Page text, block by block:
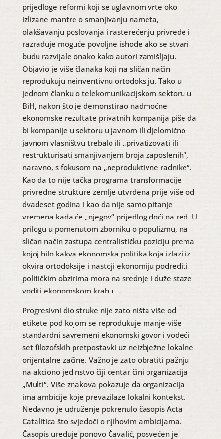
prijedloge reformi koji se uglavnom vrte oko
izlizane mantre o smanjivanju nameta,
olakšavanju poslovanja i rasterećenju privrede i
razrađuje moguće povoljne ishode ako se stvari
budu razvijale onako kako autori zamišljaju.
Objavio je više članaka koji na sličan način
reprodukuju neinventivnu ortodoksiju. Tako u
jednom članku o telekomunikacijskom sektoru u
BiH, nakon što je demonstirao nadmoćne
ekonomske rezultate privatnih kompanija piše da
bi kompanije u sektoru u javnom ili djelomično
javnom vlasništvu trebalo ili „privatizovati ili
restrukturisati smanjivanjem broja zaposlenih“,
naravno, s fokusom na „neproduktivne radnike“.
Kao da to nije tačka programa transformacije
privredne strukture zemlje utvrđena prije više od
dvadeset godina i kao da nije samo pitanje
vremena kada će „njegov“ prijedlog doći na red. U
prilogu u pomenutom zborniku o populizmu, na
sličan način zastupa centralističku poziciju prema
kojoj bilo kakva ekonomska politika koja izlazi iz
okvira ortodoksije i nastoji ekonomiju podrediti
političkim obzirima mora na srednje i duže staze
voditi ekonomskom krahu.
Progresivni dio struke nije zato ništa više od
etikete pod kojom se reprodukuje manje-više
standardni savremeni ekonomski govor i vodeći
set filozofskih pretpostavki uz neizbježne lokalne
orijentalne začine. Važno je zato obratiti pažnju
na akciono jedinstvo čiji centar čini organizacija
„Multi“. Više znakova pokazuje da organizacija
ima ambicije koje prevazilaze lokalni kontekst.
Nedavno je udruženje pokrenulo časopis Acta
Catalitica što svjedoči o njihovim ambicijama.
Časopis uređuje ponovo Čavalić, posvećen je